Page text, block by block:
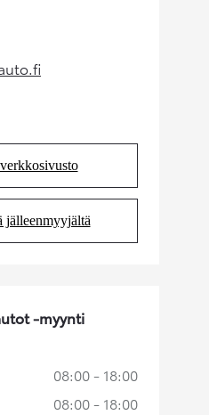
välilehdessä)
välilehdessä)
uudessa välilehdessä)
jälleenmyyjältä
uudessa välilehdessä)
-myynti
08:00 - 18:00
08:00 - 18:00